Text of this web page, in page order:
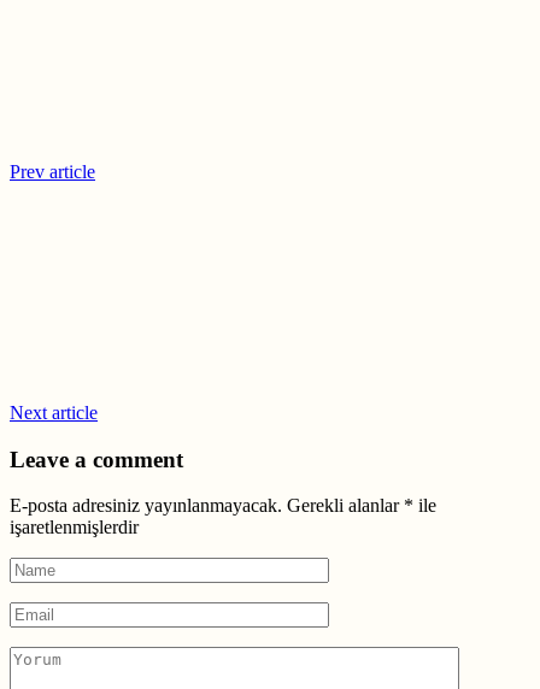
Prev article
Next article
Leave a comment
E-posta adresiniz yayınlanmayacak. Gerekli alanlar * ile
işaretlenmişlerdir